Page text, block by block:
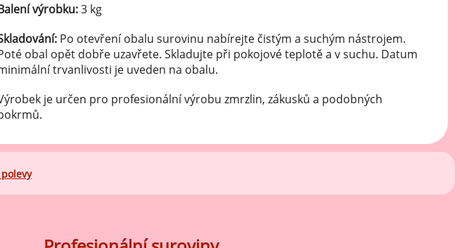
výrobku:3 kg
Po otevření obalu surovinu nabírejte čistým a suchým nástrojem.
obal opět dobře uzavřete. Skladujte při pokojové teplotě a v suchu. Datum
trvanlivosti je uveden na obalu.
je určen pro profesionální výrobu zmrzlin, zákusků a podobných